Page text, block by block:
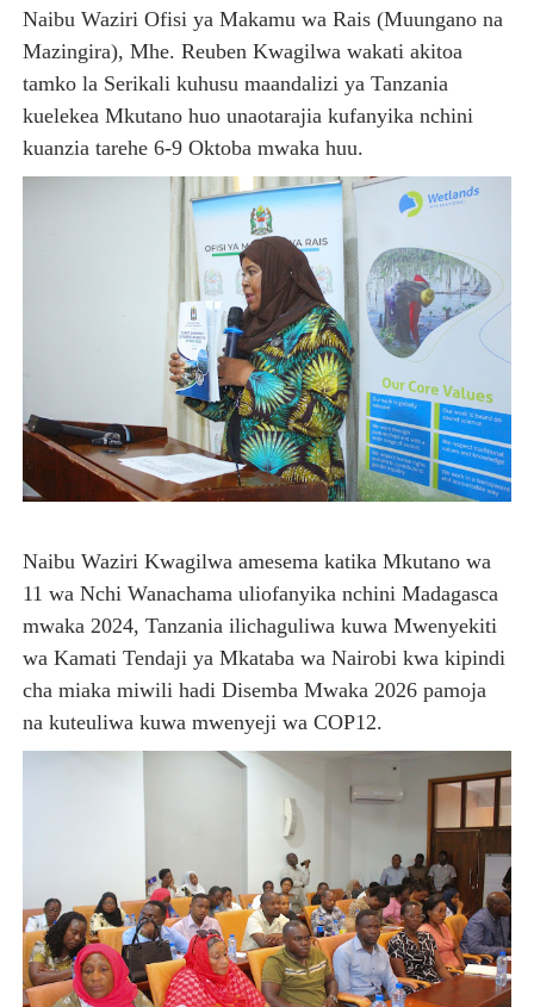
FURSA ZA BIASHARA ZA MABILIONI KATIKA MIGODI
MTWALE AITAKA TARURA IENDELEE KUTOA
Naibu Waziri Ofisi ya Makamu wa Rais (Muungano na
Mazingira), Mhe. Reuben Kwagilwa wakati akitoa
tamko la Serikali kuhusu maandalizi ya Tanzania
kuelekea Mkutano huo unaotarajia kufanyika nchini
kuanzia tarehe 6-9 Oktoba mwaka huu.
Naibu Waziri Kwagilwa amesema katika Mkutano wa
11 wa Nchi Wanachama uliofanyika nchini Madagasca
mwaka 2024, Tanzania ilichaguliwa kuwa Mwenyekiti
wa Kamati Tendaji ya Mkataba wa Nairobi kwa kipindi
cha miaka miwili hadi Disemba Mwaka 2026 pamoja
na kuteuliwa kuwa mwenyeji wa COP12.